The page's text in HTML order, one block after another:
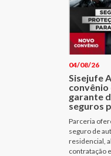
04/08/26
Sisejufe
convênio
garante
seguros
Parceria
seguro de
residencial,
contratação